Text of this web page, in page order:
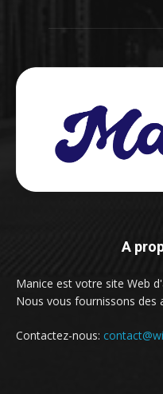
A
Manice est votre site Web
Nous vous fournissons des
Contactez-nous: